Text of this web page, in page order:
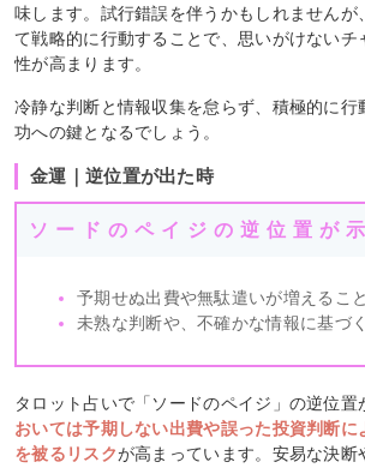
味します。試行錯誤を伴うかもしれませんが
て戦略的に行動することで、思いがけないチ
性が高まります。
冷静な判断と情報収集を怠らず、積極的に行
功への鍵となるでしょう。
金運｜逆位置が出た時
ソードのペイジの逆位置が
予期せぬ出費や無駄遣いが増えるこ
未熟な判断や、不確かな情報に基づ
タロット占いで「ソードのペイジ」の逆位置
おいては予期しない出費や誤った投資判断に
を被るリスクが高まっています。安易な決断